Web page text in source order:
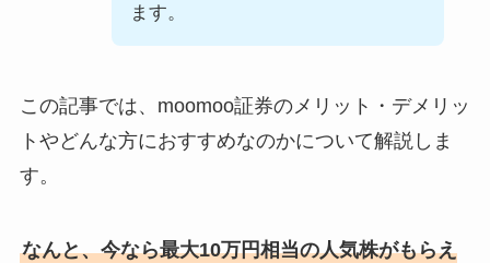
ます。
この記事では、moomoo証券のメリット・デメリッ
トやどんな方におすすめなのかについて解説しま
す。
なんと、今なら最大10万円相当の人気株がもらえ